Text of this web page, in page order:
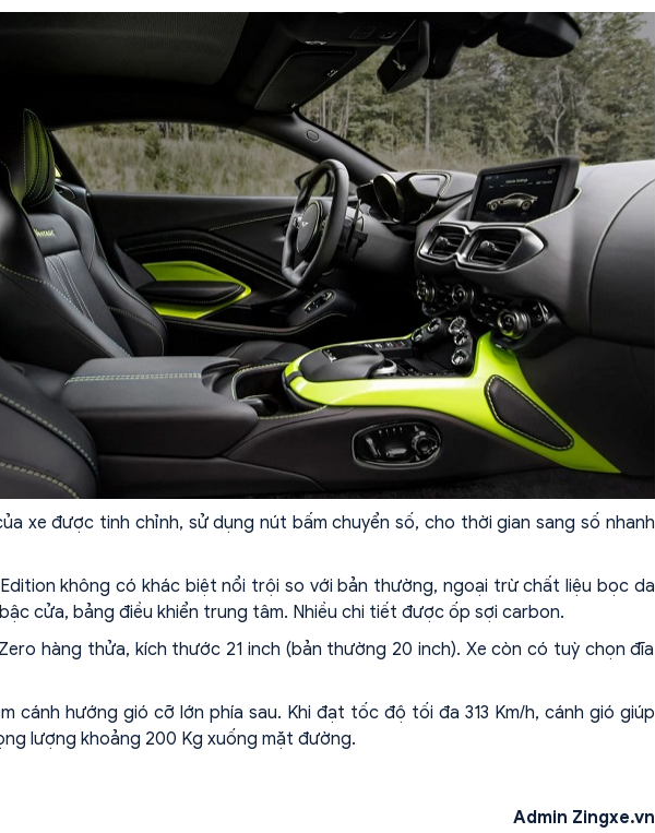
xe được tinh chỉnh, sử dụng nút bấm chuyển số, cho thời gian sang số nhanh
Edition không có khác biệt nổi trội so với bản thường, ngoại trừ chất liệu bọc da
cửa, bảng điều khiển trung tâm. Nhiều chi tiết được ốp sợi carbon.
hàng thửa, kích thước 21 inch (bản thường 20 inch). Xe còn có tuỳ chọn đĩa
cánh hướng gió cỡ lớn phía sau. Khi đạt tốc độ tối đa 313 Km/h, cánh gió giúp
lượng khoảng 200 Kg xuống mặt đường.
Admin Zingxe.vn